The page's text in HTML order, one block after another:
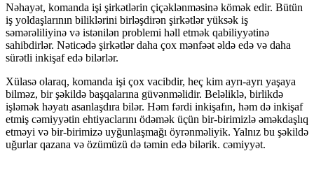
Nəhayət, komanda işi şirkətlərin çiçəklənməsinə kömək edir. Bütün
iş yoldaşlarının biliklərini birləşdirən şirkətlər yüksək iş
səmərəliliyinə və istənilən problemi həll etmək qabiliyyətinə
sahibdirlər. Nəticədə şirkətlər daha çox mənfəət əldə edə və daha
sürətli inkişaf edə bilərlər.
Xülasə olaraq, komanda işi çox vacibdir, heç kim ayrı-ayrı yaşaya
bilməz, bir şəkildə başqalarına güvənməlidir. Beləliklə, birlikdə
işləmək həyatı asanlaşdıra bilər. Həm fərdi inkişafın, həm də inkişaf
etmiş cəmiyyətin ehtiyaclarını ödəmək üçün bir-birimizlə əməkdaşlıq
etməyi və bir-birimizə uyğunlaşmağı öyrənməliyik. Yalnız bu şəkildə
uğurlar qazana və özümüzü də təmin edə bilərik. cəmiyyət.